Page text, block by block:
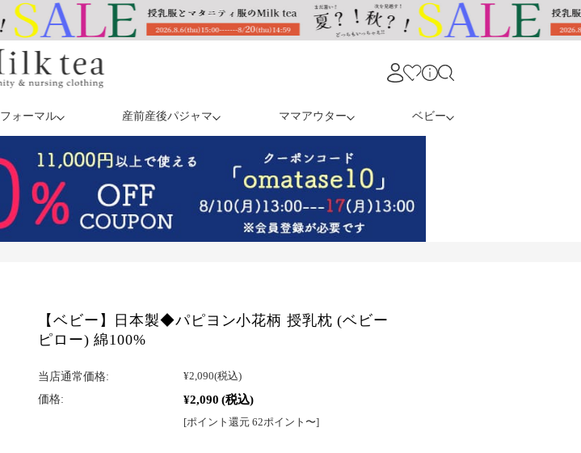
フォーマル 産前産後パジャマ ママアウター ベビー
【ベビー】日本製◆パピヨン小花柄 授乳枕 (ベビー
ピロー) 綿100%
当店通常価格: ¥2,090(税込)
価格: ¥2,090 (税込)
[ポイント還元 62ポイント〜]